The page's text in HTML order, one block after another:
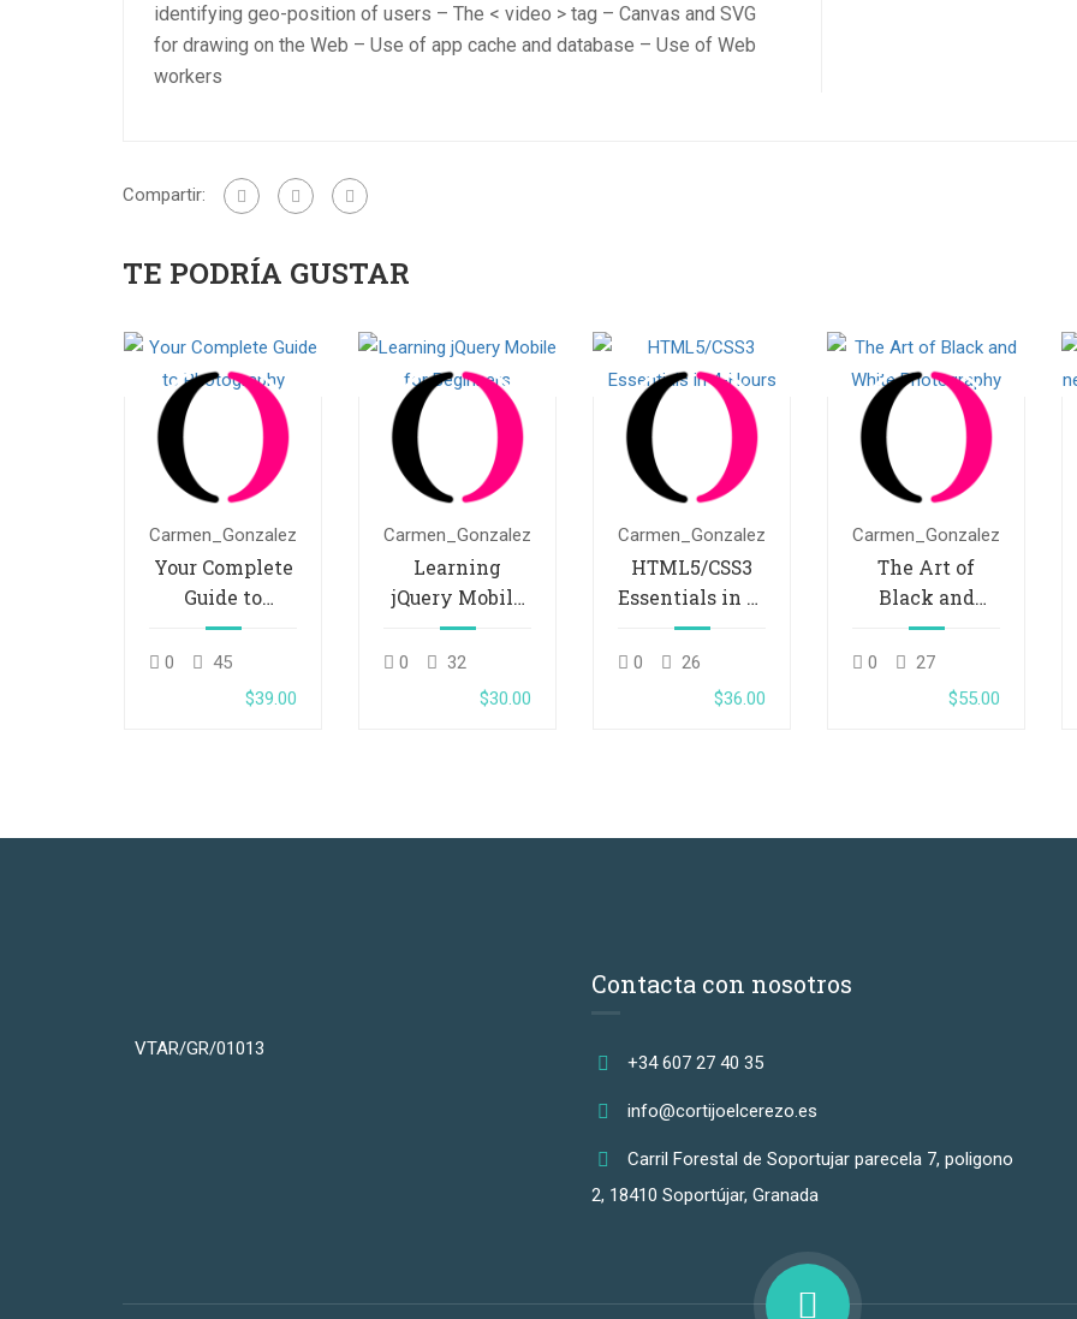
identifying geo-position of users – The < video > tag – Canvas and SVG
for drawing on the Web – Use of app cache and database – Use of Web
workers
Compartir:
TE PODRÍA GUSTAR
Carmen_Gonzalez
Your Complete
Guide to
Photography
0
45
$39.00
Carmen_Gonzalez
Learning
jQuery Mobile
for Beginners
0
32
$30.00
Carmen_Gonzalez
HTML5/CSS3
Essentials in 4-
Hours
0
26
$36.00
Carmen_Gonzalez
The Art of
Black and
White
Photography
0
27
$55.00
VTAR/GR/01013
Contacta con nosotros
+34 607 27 40 35
info@cortijoelcerezo.es
Carril Forestal de Soportujar parecela 7, poligono
2, 18410 Soportújar, Granada